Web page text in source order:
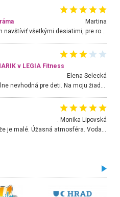
Martina
Nádherné miesto ktoré odporúčam navštíviť všetkými desiatimi, pre rodiny s deťmi, dôchodcom... Proste a jednoducho ozaj rozprávkový les.. určite ešte prídeme. Odniesli sme si na pamiatku krásne tričká,
v LEGIA Fitness
Elena Selecká
. Monika Lipovská
Úžasné prostredie, napriek tomu, že je malé. Úžasná atmosféra. Voda fantastická a nádherná. Ľudí je pomerne veľa, ale su mili a ohľaduplní. Je veľmi zaujímavé sledovať, ako dokážu spolu športovať cudzí ľudia a bez ohľadu na vek. Vládne tu pohoda. Vnuka neviem dostať z vody. Ďakujem za krásny deň . Urcite sa sem vrátim. Jediný problém je s parkovaním, ale aj ten sa mi podarilo vyriešiť. Monika Bratislava